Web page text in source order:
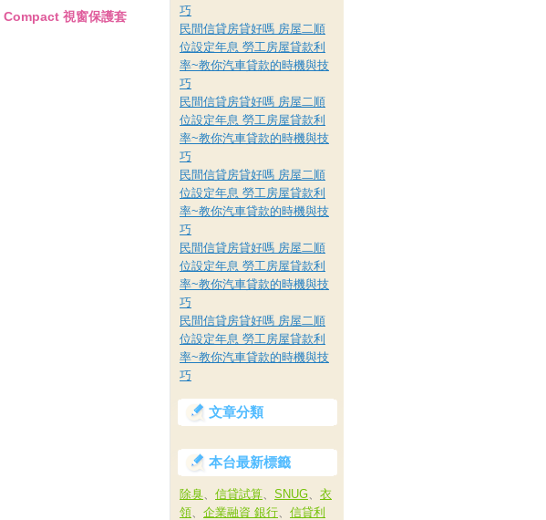
Compact 視窗保護套
巧
民間信貸房貸好嗎 房屋二順
位設定年息 勞工房屋貸款利
率~教你汽車貸款的時機與技
巧
民間信貸房貸好嗎 房屋二順
位設定年息 勞工房屋貸款利
率~教你汽車貸款的時機與技
巧
民間信貸房貸好嗎 房屋二順
位設定年息 勞工房屋貸款利
率~教你汽車貸款的時機與技
巧
民間信貸房貸好嗎 房屋二順
位設定年息 勞工房屋貸款利
率~教你汽車貸款的時機與技
巧
民間信貸房貸好嗎 房屋二順
位設定年息 勞工房屋貸款利
率~教你汽車貸款的時機與技
巧
文章分類
本台最新標籤
除臭、 信貸試算、 SNUG、 衣
領、 企業融資 銀行、 信貸利